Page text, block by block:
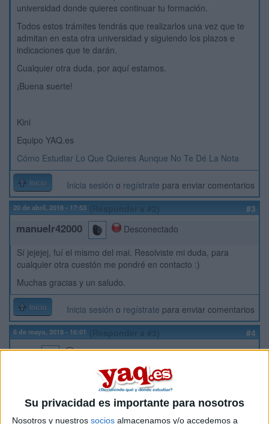
Su privacidad es importante para nosotros
Nosotros y nuestros socios almacenamos y/o accedemos a
universidad donde quieres continuar tu formación.
Todos estos trámites tendrás que realizarlos una vez que te
admitan en esta otra universidad y siguiendo los plazos e
indicaciones que te darán.
Cualquier otra duda, por aquí estamos.
¡Buena suerte!
Kini
Equipo YAQ.es
Cómo Estudiar Lo Que Quieres Aunque No Te Dé La Nota
Inicio Inicia sesión o regístrate para enviar comentarios
20 de abril, 2018 - 17:53 #3
manuelr42000
Desconectado
Sí jejejej, fuí el mismo del mai. Resolviste mi duda, para
cualquier otra cuestón me pondré en contacto :)
Muchas gracias y un saludo.
Inicio Inicia sesión o regístrate para enviar comentarios
6 de mayo, 2018 - 16:01 #4
Kini
Desconectado
¿Qué tal todo? Espero que todo te vaya fenomenal.
Acabo de releer mi respuesta y algo importante que se me